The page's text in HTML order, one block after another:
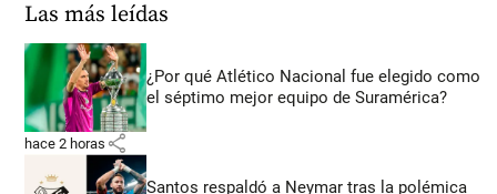
Las más leídas
¿Por qué Atlético Nacional fue elegido como
el séptimo mejor equipo de Suramérica?
hace 2 horas share
Santos respaldó a Neymar tras la polémica